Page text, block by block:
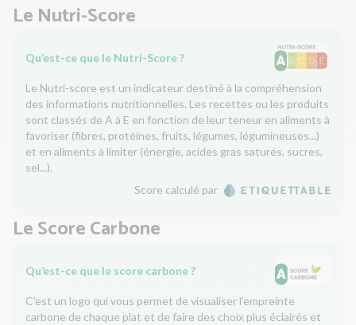
Le Nutri-Score
Qu’est-ce que le Nutri-Score ?
Le Nutri-score est un indicateur destiné à la compréhension
des informations nutritionnelles. Les recettes ou les produits
sont classés de A à E en fonction de leur teneur en aliments à
favoriser (fibres, protéines, fruits, légumes, légumineuses...)
et en aliments à limiter (énergie, acides gras saturés, sucres,
sel...).
Score calculé par
Le Score Carbone
Qu’est-ce que le score carbone ?
C'est un logo qui vous permet de visualiser l’empreinte
carbone de chaque plat et de faire des choix plus éclairés et